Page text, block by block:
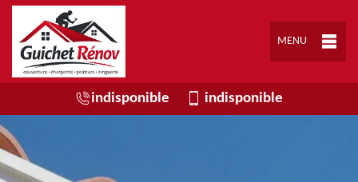
MENU
indisponible indisponible